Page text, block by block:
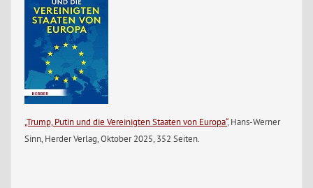
„Trump, Putin und die Vereinigten Staaten von Europa“, Hans-Werner
Sinn, Herder Verlag, Oktober 2025, 352 Seiten.